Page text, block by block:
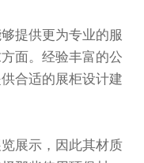
提供更为专业的服
面。经验丰富的公
合适的展柜设计建
展示，因此其材质